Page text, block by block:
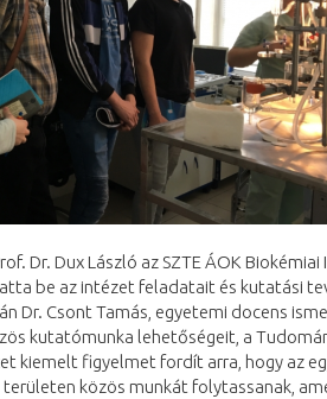
Dr. Dux László az SZTE ÁOK Biokémiai
be az intézet feladatait és kutatási
Dr. Csont Tamás, egyetemi docens
kutatómunka lehetőségeit, a
kiemelt figyelmet fordít arra, hogy az
közös munkát folytassanak,